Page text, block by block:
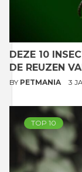
DEZE 10
DE REUZEN
BY PETMANIA 3
TOP 10